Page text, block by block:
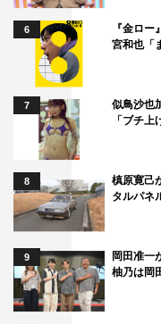
「グラビアザテレビジ
2023年1月31日（火）
定価： 1,540円（税込）
詳細：
https://
WEB
水湊みお公式Twitter：
水湊みお公式
https://
6
『金ロ
宮和也「
7
似鳥沙也
「ブチ
8
槙原寛己
タルパネ
9
岡田准一
柚乃は岡